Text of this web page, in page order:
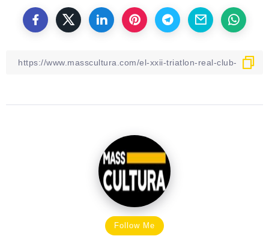
Follow Me